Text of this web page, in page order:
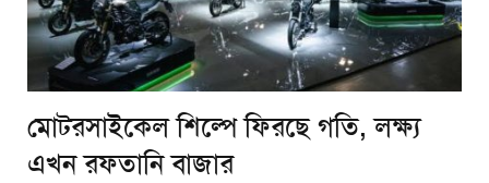
মোটরসাইকেল শিল্পে ফিরছে গতি, লক্ষ্য
এখন রফতানি বাজার